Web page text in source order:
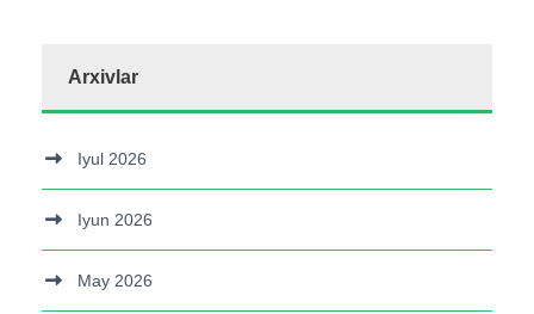
Arxivlar
Iyul 2026
Iyun 2026
May 2026